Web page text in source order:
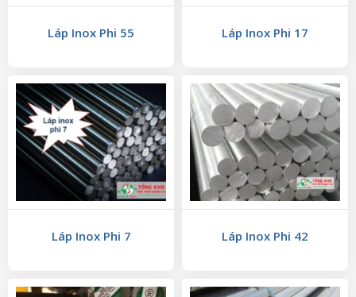
Láp Inox Phi 55 Láp Inox Phi 17
Láp Inox Phi 7 Láp Inox Phi 42